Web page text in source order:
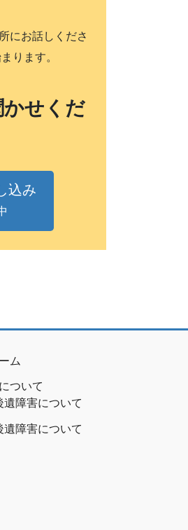
にお話しくださ
ります。
かせくだ
込み
ム
ついて
障害について
遺障害について